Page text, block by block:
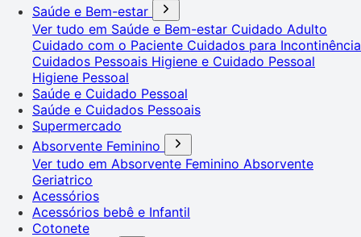
Saúde e Bem-estar
Ver tudo em Saúde e Bem-estar Cuidado Adulto
Cuidado com o Paciente Cuidados para Incontinência
Cuidados Pessoais Higiene e Cuidado Pessoal
Higiene Pessoal
Saúde e Cuidado Pessoal
Saúde e Cuidados Pessoais
Supermercado
Absorvente Feminino
Ver tudo em Absorvente Feminino Absorvente
Geriatrico
Acessórios
Acessórios bebê e Infantil
Cotonete